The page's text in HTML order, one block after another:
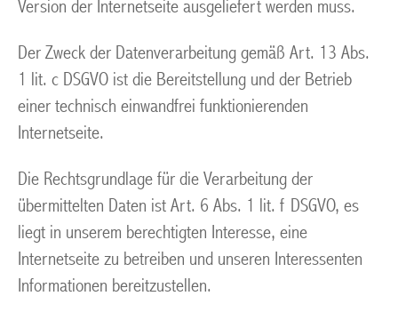
Version der Internetseite ausgeliefert werden muss.
Der Zweck der Datenverarbeitung gemäß Art. 13 Abs.
1 lit. c DSGVO ist die Bereitstellung und der Betrieb
einer technisch einwandfrei funktionierenden
Internetseite.
Die Rechtsgrundlage für die Verarbeitung der
übermittelten Daten ist Art. 6 Abs. 1 lit. f DSGVO, es
liegt in unserem berechtigten Interesse, eine
Internetseite zu betreiben und unseren Interessenten
Informationen bereitzustellen.